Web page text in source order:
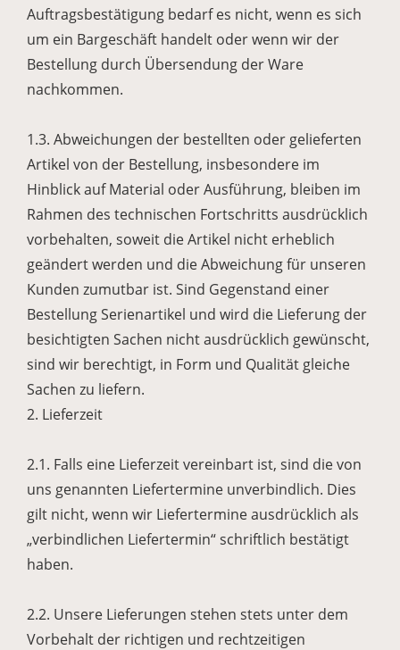
Auftragsbestätigung bedarf es nicht, wenn es sich
um ein Bargeschäft handelt oder wenn wir der
Bestellung durch Übersendung der Ware
nachkommen.
1.3. Abweichungen der bestellten oder gelieferten
Artikel von der Bestellung, insbesondere im
Hinblick auf Material oder Ausführung, bleiben im
Rahmen des technischen Fortschritts ausdrücklich
vorbehalten, soweit die Artikel nicht erheblich
geändert werden und die Abweichung für unseren
Kunden zumutbar ist. Sind Gegenstand einer
Bestellung Serienartikel und wird die Lieferung der
besichtigten Sachen nicht ausdrücklich gewünscht,
sind wir berechtigt, in Form und Qualität gleiche
Sachen zu liefern.
2. Lieferzeit
2.1. Falls eine Lieferzeit vereinbart ist, sind die von
uns genannten Liefertermine unverbindlich. Dies
gilt nicht, wenn wir Liefertermine ausdrücklich als
„verbindlichen Liefertermin“ schriftlich bestätigt
haben.
2.2. Unsere Lieferungen stehen stets unter dem
Vorbehalt der richtigen und rechtzeitigen